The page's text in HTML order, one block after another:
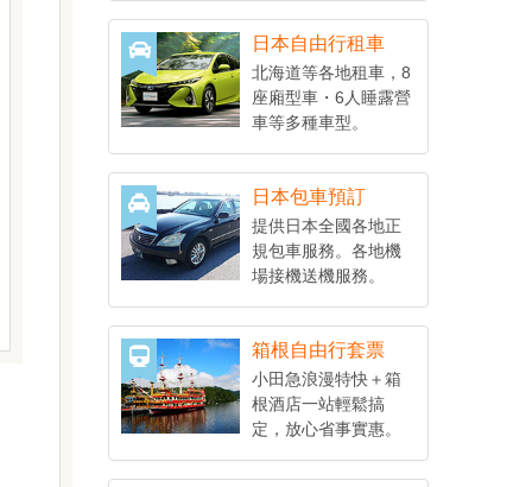
日本自由行租車
北海道等各地租車，8
座廂型車・6人睡露營
車等多種車型。
日本包車預訂
提供日本全國各地正
規包車服務。各地機
場接機送機服務。
箱根自由行套票
小田急浪漫特快＋箱
根酒店一站輕鬆搞
定，放心省事實惠。